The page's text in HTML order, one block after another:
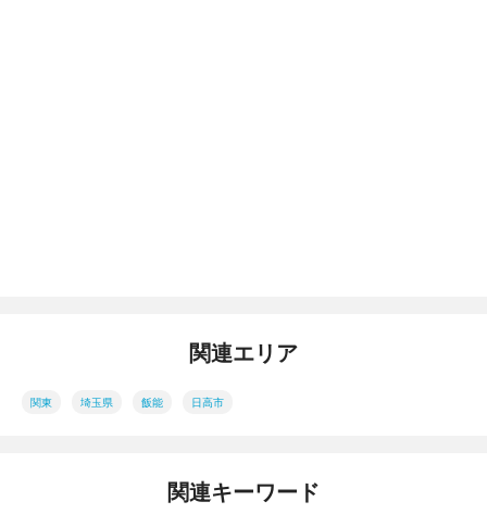
関連エリア
関東 埼玉県 飯能 日高市
関連キーワード